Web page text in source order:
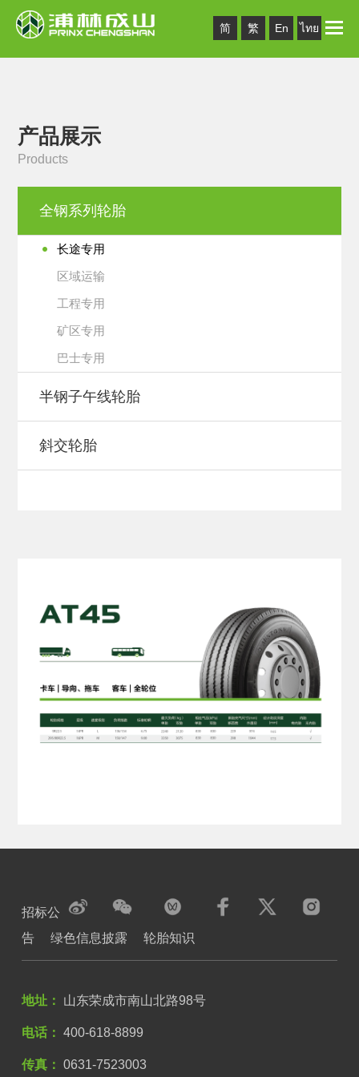
简 繁 En ไทย Toggle
产品展示
Products
全钢系列轮胎
长途专用
区域运输
工程专用
矿区专用
巴士专用
半钢子午线轮胎
斜交轮胎
招标公
告
绿色信息披露 轮胎知识
地址： 山东荣成市南山北路98号
电话： 400-618-8899
传真： 0631-7523003